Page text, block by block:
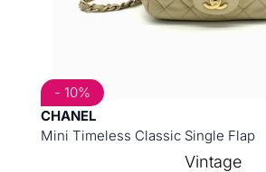
CHANEL
Mini Timeless Classic Single Flap
- 10%
Vintage